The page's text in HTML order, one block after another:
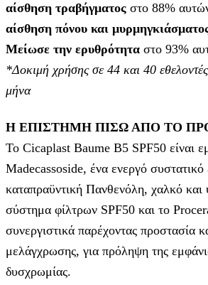
αίσθηση τραβήγματος στο 88%
αίσθηση πόνου και
Μείωσε την ερυθρότητα στο 93%
*Δοκιμή χρήσης σε 44 και 40
μήνα
Η ΕΠΙΣΤΗΜΗ ΠΙΣΩ ΑΠΟ ΤΟ
Το Cicaplast Baume B5 SPF50 είναι
Madecassoside, ένα ενεργό
καταπραϋντική Πανθενόλη, χαλκό
σύστημα φίλτρων SPF50 και το
συνεργιστικά παρέχοντας προστασία
μελάγχρωσης, για πρόληψη της
δυσχρωμίας.